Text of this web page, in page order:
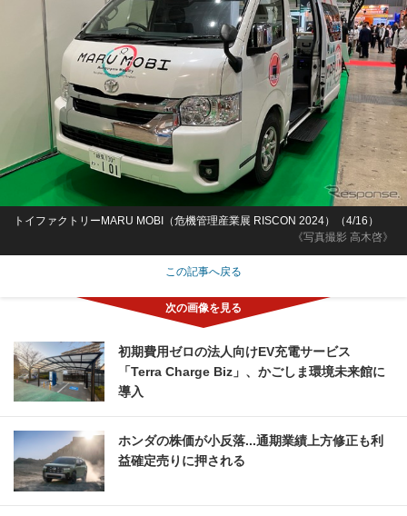
《写真撮影 高木啓》
トイファクトリーMARU MOBI（危機管理産業展 RISCON 2024）（4/16）
この記事へ戻る
初期費用ゼロの法人向けEV充電サービス
「Terra Charge Biz」、かごしま環境未来館に
導入
ホンダの株価が小反落...通期業績上方修正も利
益確定売りに押される